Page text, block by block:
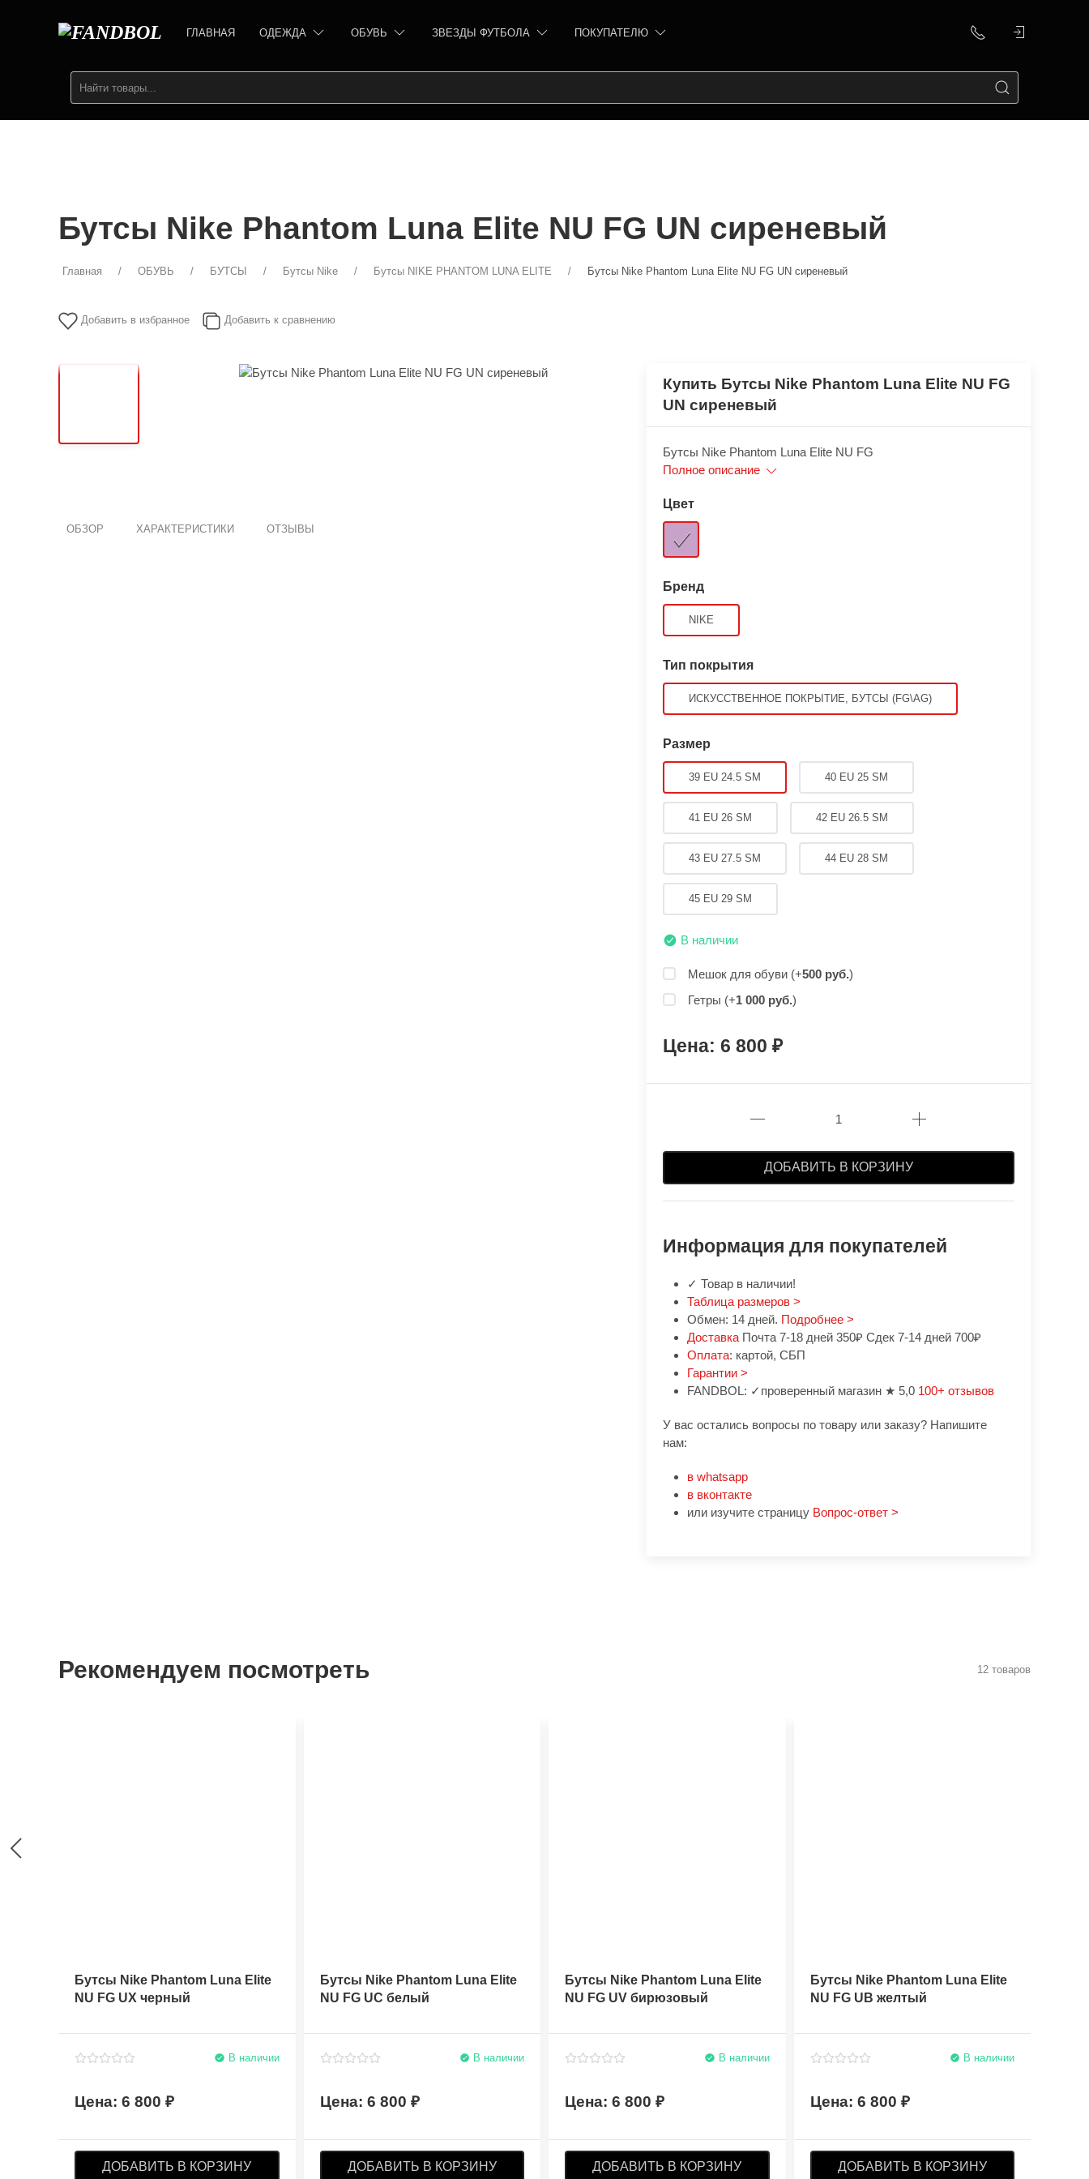
ГЛАВНАЯ ОДЕЖДА ОБУВЬ ЗВЕЗДЫ ФУТБОЛА ПОКУПАТЕЛЮ
Бутсы Nike Phantom Luna Elite NU FG UN сиреневый
Главная ОБУВЬ БУТСЫ Бутсы Nike Бутсы NIKE PHANTOM LUNA ELITE Бутсы Nike Phantom Luna Elite NU FG UN сиреневый
Добавить в избранное Добавить к сравнению
ОБЗОР ХАРАКТЕРИСТИКИ ОТЗЫВЫ
Купить Бутсы Nike Phantom Luna Elite NU FG
UN сиреневый
Бутсы Nike Phantom Luna Elite NU FG
Полное описание
Цвет
Бренд
NIKE
Тип покрытия
ИСКУССТВЕННОЕ ПОКРЫТИЕ, БУТСЫ (FG\AG)
Размер
39 EU 24.5 SM 40 EU 25 SM
41 EU 26 SM 42 EU 26.5 SM
43 EU 27.5 SM 44 EU 28 SM
45 EU 29 SM
В наличии
Мешок для обуви (+500 руб.)
Гетры (+1 000 руб.)
6 800
ДОБАВИТЬ В КОРЗИНУ
Информация для покупателей
✓ Товар в наличии!
Таблица размеров >
Обмен: 14 дней. Подробнее >
Доставка Почта 7-18 дней 350₽ Сдек 7-14 дней 700₽
Оплата: картой, СБП
Гарантии >
FANDBOL: ✓проверенный магазин ★ 5,0 100+ отзывов
У вас остались вопросы по товару или заказу? Напишите
нам:
в whatsapp
в вконтакте
или изучите страницу Вопрос-ответ >
Рекомендуем посмотреть 12 товаров
Бутсы Nike Phantom Luna Elite
NU FG UX черный
В наличии
6 800
ДОБАВИТЬ В КОРЗИНУ
Бутсы Nike Phantom Luna Elite
NU FG UC белый
В наличии
6 800
ДОБАВИТЬ В КОРЗИНУ
Бутсы Nike Phantom Luna Elite
NU FG UV бирюзовый
В наличии
6 800
ДОБАВИТЬ В КОРЗИНУ
Бутсы Nike Phantom Luna Elite
NU FG UB желтый
В наличии
6 800
ДОБАВИТЬ В КОРЗИНУ